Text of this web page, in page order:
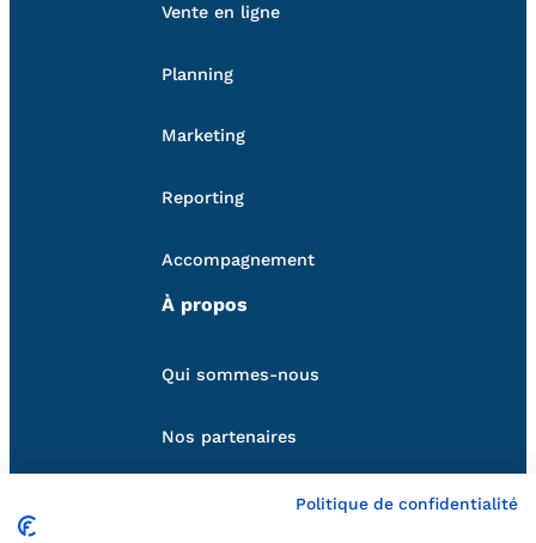
Vente en ligne
Planning
Marketing
Reporting
Accompagnement
À propos
Qui sommes-nous
Nos partenaires
Suivez-nous
Politique de confidentialité